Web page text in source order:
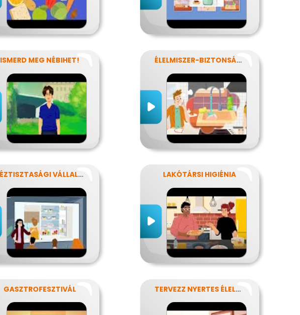
ISMERD MEG NÉBIHET! ÉLELMISZER-BIZTONSÁG, NÉBIH, EFSA
KÉZTISZTASÁGI VÁLLALAT LAKÓTÁRSI HIGIÉNIA
GASZTROFESZTIVÁL TERVEZZ NYERTES ÉLELMISZER-CSOMAGOLÁST!